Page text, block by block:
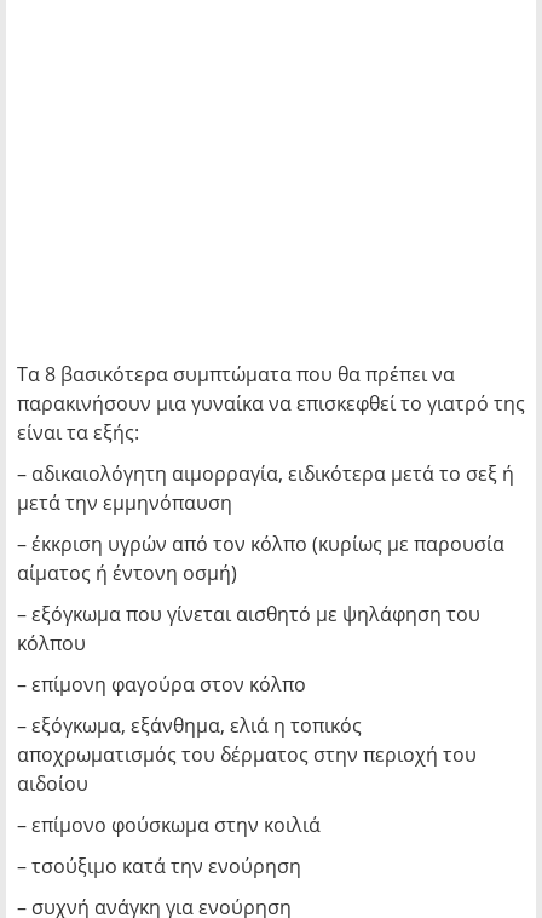
Τα 8 βασικότερα συμπτώματα που θα πρέπει να
παρακινήσουν μια γυναίκα να επισκεφθεί το γιατρό της
είναι τα εξής:
– αδικαιολόγητη αιμορραγία, ειδικότερα μετά το σεξ ή
μετά την εμμηνόπαυση
– έκκριση υγρών από τον κόλπο (κυρίως με παρουσία
αίματος ή έντονη οσμή)
– εξόγκωμα που γίνεται αισθητό με ψηλάφηση του
κόλπου
– επίμονη φαγούρα στον κόλπο
– εξόγκωμα, εξάνθημα, ελιά η τοπικός
αποχρωματισμός του δέρματος στην περιοχή του
αιδοίου
– επίμονο φούσκωμα στην κοιλιά
– τσούξιμο κατά την ενούρηση
– συχνή ανάγκη για ενούρηση